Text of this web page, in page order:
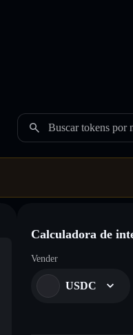
Buscar tokens por
Calculadora de
Vender
USDC